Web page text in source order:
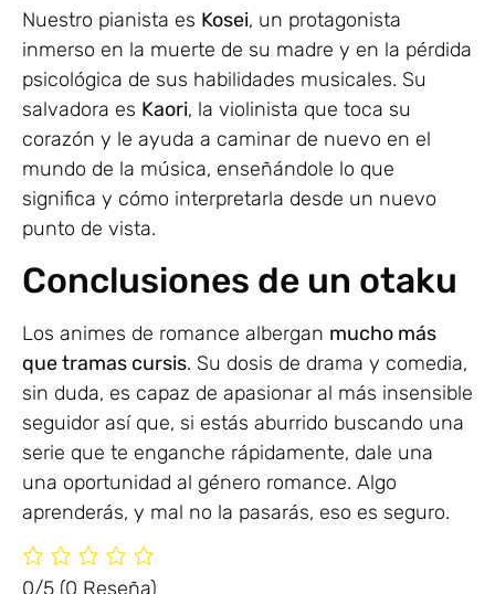
Nuestro pianista es Kosei, un protagonista
inmerso en la muerte de su madre y en la pérdida
psicológica de sus habilidades musicales. Su
salvadora es Kaori, la violinista que toca su
corazón y le ayuda a caminar de nuevo en el
mundo de la música, enseñándole lo que
significa y cómo interpretarla desde un nuevo
punto de vista.
Conclusiones de un otaku
Los animes de romance albergan mucho más
que tramas cursis. Su dosis de drama y comedia,
sin duda, es capaz de apasionar al más insensible
seguidor así que, si estás aburrido buscando una
serie que te enganche rápidamente, dale una
una oportunidad al género romance. Algo
aprenderás, y mal no la pasarás, eso es seguro.
0/5 (0 Reseña)